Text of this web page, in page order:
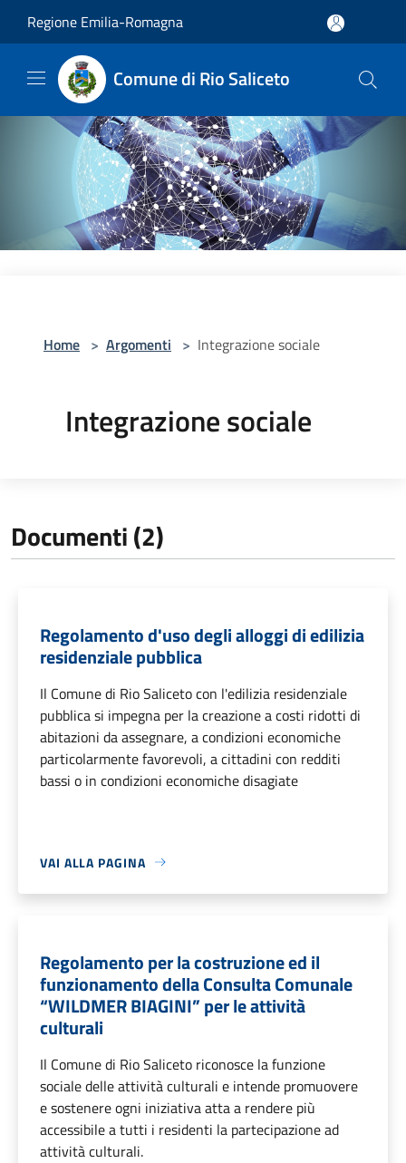
Regione Emilia-Romagna
Comune di Rio Saliceto
Home > Argomenti > Integrazione sociale
Integrazione sociale
Documenti (2)
Regolamento d'uso degli alloggi di edilizia
residenziale pubblica
Il Comune di Rio Saliceto con l'edilizia residenziale
pubblica si impegna per la creazione a costi ridotti di
abitazioni da assegnare, a condizioni economiche
particolarmente favorevoli, a cittadini con redditi
bassi o in condizioni economiche disagiate
VAI ALLA PAGINA
Regolamento per la costruzione ed il
funzionamento della Consulta Comunale
“WILDMER BIAGINI” per le attività
culturali
Il Comune di Rio Saliceto riconosce la funzione
sociale delle attività culturali e intende promuovere
e sostenere ogni iniziativa atta a rendere più
accessibile a tutti i residenti la partecipazione ad
attività culturali.